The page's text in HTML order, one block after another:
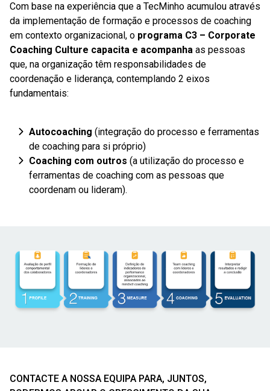
Com base na experiência que a TecMinho acumulou através
da implementação de formação e processos de coaching
em contexto organizacional, o programa C3 – Corporate
Coaching Culture capacita e acompanha as pessoas
que, na organização têm responsabilidades de
coordenação e liderança, contemplando 2 eixos
fundamentais:
Autocoaching (integração do processo e ferramentas
de coaching para si próprio)
Coaching com outros (a utilização do processo e
ferramentas de coaching com as pessoas que
coordenam ou lideram).
CONTACTE A NOSSA EQUIPA PARA, JUNTOS,